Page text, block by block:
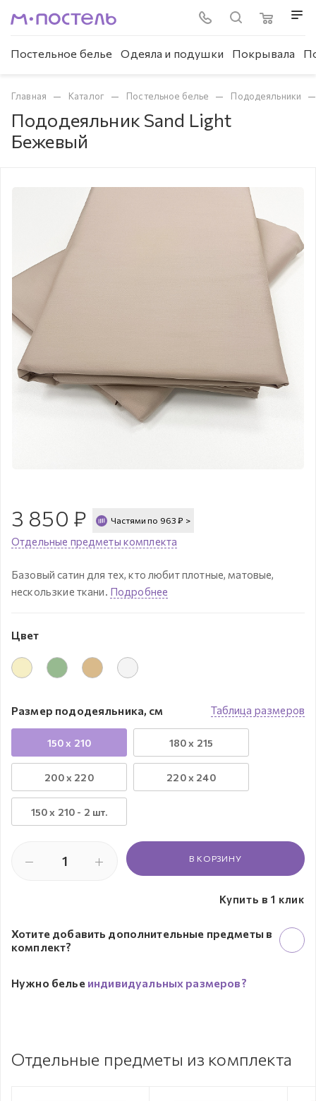
Постельное белье Одеяла и подушки Покрывала
Главная — Каталог — Постельное белье — Пододеяльники —
Пододеяльник Sand Light
Бежевый
3 850 ₽ Частями по 963 ₽ >
Отдельные предметы комплекта
Базовый сатин для тех, кто любит плотные, матовые,
нескользкие ткани. Подробнее
Цвет
Таблица размеров
Размер пододеяльника, см
150 x 210 180 x 215
200 x 220 220 x 240
150 х 210 - 2 шт.
В КОРЗИНУ
Купить в 1 клик
Хотите добавить дополнительные предметы в
комплект?
Нужно белье индивидуальных размеров?
Отдельные предметы из комплекта